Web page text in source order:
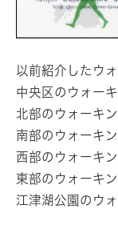
以前紹介したウ
中央区のウォー
北部のウォーキ
南部のウォーキ
西部のウォーキ
東部のウォーキ
江津湖公園のウ